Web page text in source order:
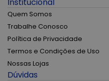
Quem Somos
Trabalhe Conosco
Política de Privacidade
Termos e Condições de Uso
Nossas Lojas
Dúvidas